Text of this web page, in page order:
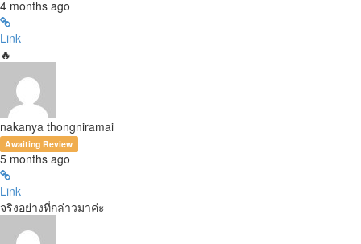
4 months ago
Link
🔥
nakanya thongniramai
Awaiting Review
5 months ago
Link
จริงอย่างที่กล่าวมาค่ะ